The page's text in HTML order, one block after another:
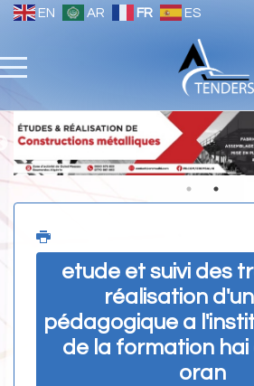
EN AR FR ES
etude et suivi des
réalisation
pédagogique a
de la formation hai
oran